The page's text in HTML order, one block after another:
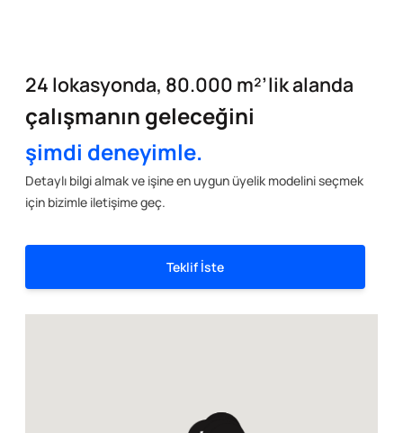
24 lokasyonda, 80.000 m²’lik alanda
çalışmanın geleceğini
şimdi deneyimle.
Detaylı bilgi almak ve işine en uygun üyelik modelini seçmek
için bizimle iletişime geç.
Teklif İste